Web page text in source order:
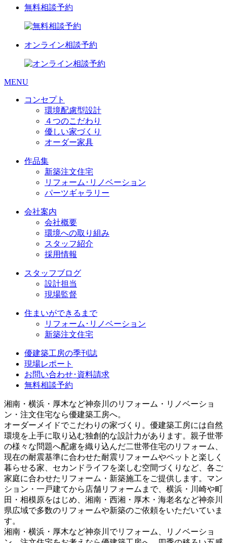
無料相談予約
オンライン相談予約
MENU
コンセプト
環境配慮型設計
４つのこだわり
優しい家づくり
オーダー家具
作品集
新築注文住宅
リフォーム･リノベーション
パーツギャラリー
会社案内
会社概要
環境への取り組み
スタッフ紹介
採用情報
スタッフブログ
設計担当
現場監督
住まいができるまで
リフォーム･リノベーション
新築注文住宅
優建築工房の季刊誌
現場レポート
お問い合わせ･資料請求
無料相談予約
湘南・横浜・厚木など神奈川のリフォーム・リノベーショ
ン・注文住宅なら優建築工房へ。
オーダーメイドでこだわりの家づくり。優建築工房には自然
環境を上手に取り込む独創的な設計力があります。親子世帯
の様々な問題へ配慮を織り込んだ二世帯住宅のリフォーム、
現在の耐震基準に合わせた耐震リフォームやペットと楽しく
暮らせる家、セカンドライフを楽しむ空間づくりなど、各ご
家庭に合わせたリフォーム・新築施工をご提供します。マン
ション・一戸建てから店舗リフォームまで、横浜・川崎や町
田・相模原をはじめ、湘南・西湘・厚木・海老名など神奈川
県広域で多数のリフォームや新築のご依頼をいただいていま
す。
湘南・横浜・厚木など神奈川でリフォーム、リノベーショ